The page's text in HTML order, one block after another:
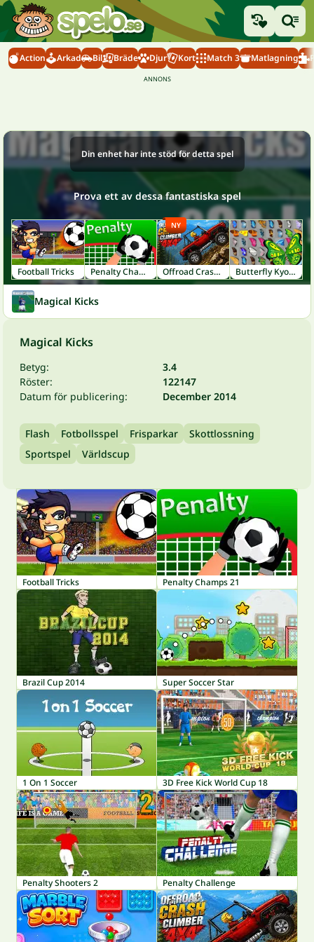
Action Arkad Bil Bräde Djur Kort Match 3 Matlagning
Din enhet har inte stöd för detta spel
Prova ett av dessa fantastiska spel
Football Tricks Penalty Champs 21 Offroad Crash Climber 4X4
NY
Butterfly Kyodai
Magical Kicks
Magical Kicks
Betyg:
3.4
Röster:
122147
Datum för publicering:
December 2014
Flash Fotbollsspel Frisparkar
Skottlossning
Sportspel
Världscup
Football Tricks Penalty Champs 21
Brazil Cup 2014 Super Soccer Star
1 On 1 Soccer 3D Free Kick World Cup 18
Penalty Shooters 2 Penalty Challenge